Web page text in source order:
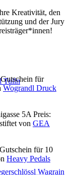
Tulln
Wagrain
Kreativität, den
und der Jury
für
Wograndl Druck
5A Preis:
von GEA
für 10
Heavy Pedals